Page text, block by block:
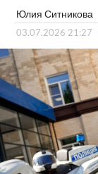
Юлия Ситникова
03.07.2026 21:27